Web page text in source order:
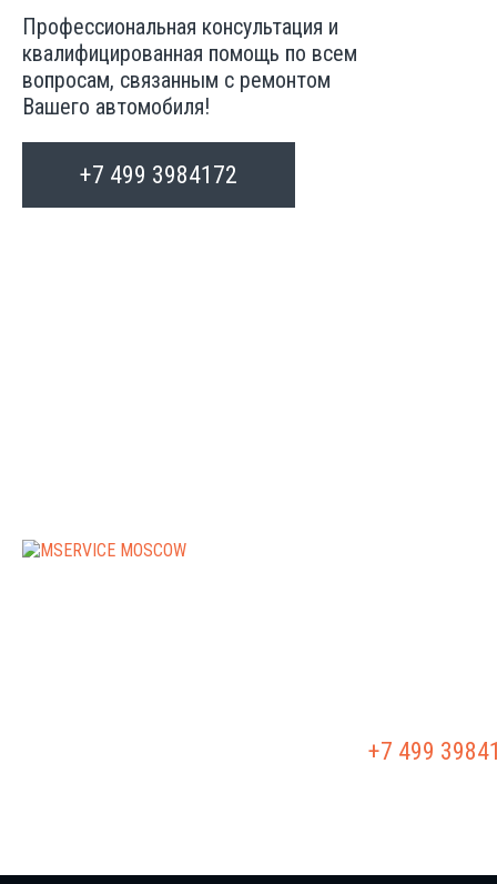
Профессиональная консультация и
квалифицированная помощь по всем
вопросам, связанным с ремонтом
Вашего автомобиля!
+7 499 3984172
+7 499